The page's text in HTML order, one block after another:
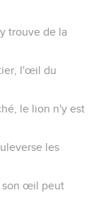
trouve de la
l'œil du
le lion n'y est
les
son œil peut